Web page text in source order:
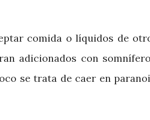
comida o líquidos de
adicionados con
se trata de caer en